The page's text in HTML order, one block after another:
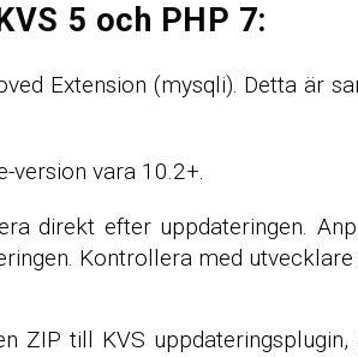
5 och PHP 7:
Extension (mysqli). Detta är
vara 10.2+.
direkt efter uppdateringen.
Kontrollera med
ZIP till KVS